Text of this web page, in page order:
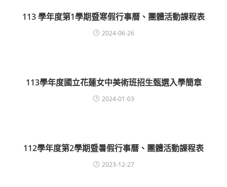
113 學年度第1學期暨寒假行事曆、團體活動課程表
2024-06-26
113學年度國立花蓮女中美術班招生甄選入學簡章
2024-01-03
112學年度第2學期暨暑假行事曆、團體活動課程表
2023-12-27